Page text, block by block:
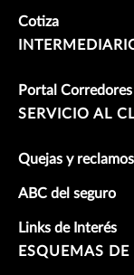
Cotiza
Portal
SERVICIO AL
Quejas y reclamos
ABC del seguro
Links de Interés
ESQUEMAS